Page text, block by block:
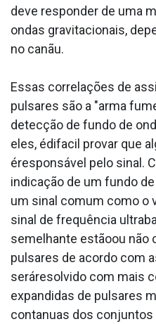
deve responder de uma
ondas gravitacionais,
no canãu.
Essas correlações de
pulsares são a "arma
detecção de fundo de
eles, édifa­cil provar que
éresponsável pelo sinal.
indicação de um fundo
um sinal comum como o
sinal de frequência
semelhante estãoou não
pulsares de acordo com
seráresolvido com mais
expandidas de pulsares
conta­nuas dos